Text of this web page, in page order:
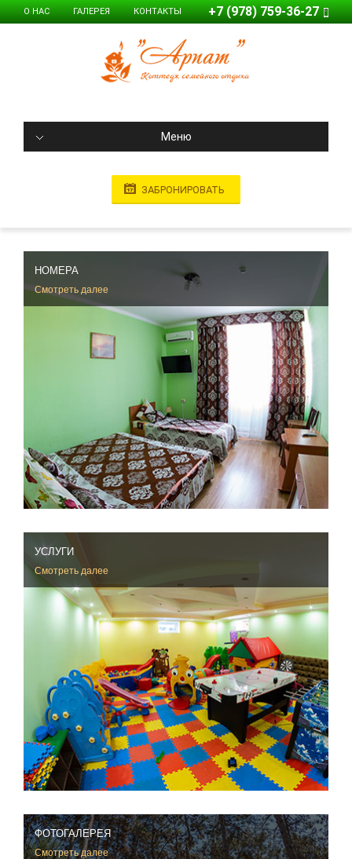
О НАС ГАЛЕРЕЯ КОНТАКТЫ +7 (978) 759-36-27
Меню
ЗАБРОНИРОВАТЬ
НОМЕРА
Смотреть далее
УСЛУГИ
Смотреть далее
ФОТОГАЛЕРЕЯ
Смотреть далее